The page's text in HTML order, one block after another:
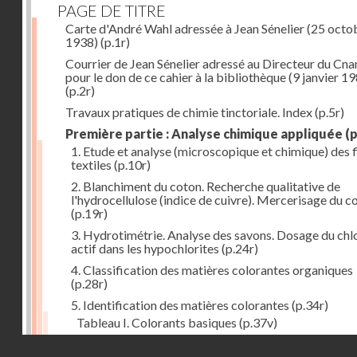
PAGE DE TITRE
Carte d'André Wahl adressée à Jean Sénelier (25
1938) (p.1r)
Courrier de Jean Sénelier adressé au Directeur du
pour le don de ce cahier à la bibliothèque (9 janvier
(p.2r)
Travaux pratiques de chimie tinctoriale. Index(p.5r)
Première partie : Analyse chimique appliquée
1. Etude et analyse (microscopique et chimique) des
textiles (p.10r)
2. Blanchiment du coton. Recherche qualitative de
l'hydrocellulose (indice de cuivre). Mercerisage du
(p.19r)
3. Hydrotimétrie. Analyse des savons. Dosage du
actif dans les hypochlorites (p.24r)
4. Classification des matières colorantes organiques
(p.28r)
5. Identification des matières colorantes (p.34r)
Tableau I. Colorants basiques (p.37v)